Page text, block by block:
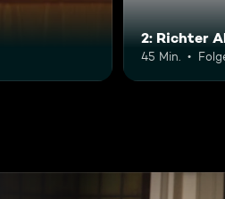
2: Richter
45 Min.